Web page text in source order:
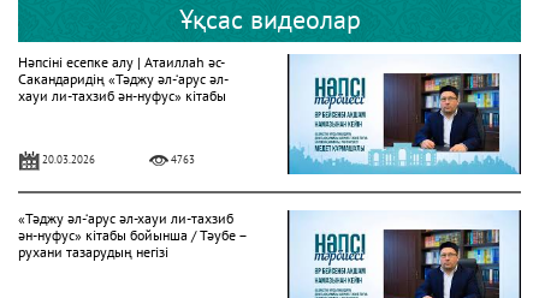
Ұқсас видеолар
Нәпсіні есепке алу | Атаиллаһ әс-
Сакандаридің «Тәджу әл-‘арус әл-
хауи ли-тахзиб ән-нуфус» кітабы
20.03.2026 4763
«Тәджу әл-‘арус әл-хауи ли-тахзиб
ән-нуфус» кітабы бойынша / Тәубе –
рухани тазарудың негізі